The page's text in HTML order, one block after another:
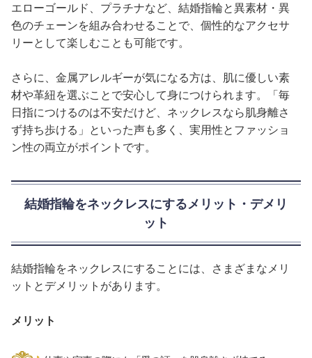
エローゴールド、プラチナなど、結婚指輪と異素材・異
色のチェーンを組み合わせることで、個性的なアクセサ
リーとして楽しむことも可能です。
さらに、金属アレルギーが気になる方は、肌に優しい素
材や革紐を選ぶことで安心して身につけられます。「毎
日指につけるのは不安だけど、ネックレスなら肌身離さ
ず持ち歩ける」といった声も多く、実用性とファッショ
ン性の両立がポイントです。
結婚指輪をネックレスにするメリット・デメリ
ット
結婚指輪をネックレスにすることには、さまざまなメリ
ットとデメリットがあります。
メリット